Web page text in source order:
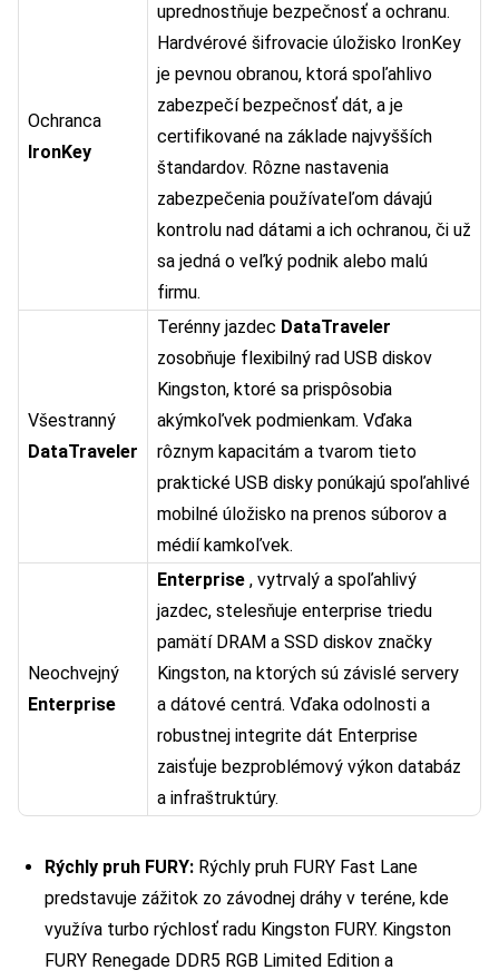
Ochranca
IronKey
uprednostňuje bezpečnosť a ochranu.
Hardvérové šifrovacie úložisko IronKey
je pevnou obranou, ktorá spoľahlivo
zabezpečí bezpečnosť dát, a je
certifikované na základe najvyšších
štandardov. Rôzne nastavenia
zabezpečenia používateľom dávajú
kontrolu nad dátami a ich ochranou, či už
sa jedná o veľký podnik alebo malú
firmu.
Všestranný
DataTraveler
Terénny jazdec DataTraveler
zosobňuje flexibilný rad USB diskov
Kingston, ktoré sa prispôsobia
akýmkoľvek podmienkam. Vďaka
rôznym kapacitám a tvarom tieto
praktické USB disky ponúkajú spoľahlivé
mobilné úložisko na prenos súborov a
médií kamkoľvek.
Neochvejný
Enterprise
Enterprise , vytrvalý a spoľahlivý
jazdec, stelesňuje enterprise triedu
pamätí DRAM a SSD diskov značky
Kingston, na ktorých sú závislé servery
a dátové centrá. Vďaka odolnosti a
robustnej integrite dát Enterprise
zaisťuje bezproblémový výkon databáz
a infraštruktúry.
Rýchly pruh FURY: Rýchly pruh FURY Fast Lane
predstavuje zážitok zo závodnej dráhy v teréne, kde
využíva turbo rýchlosť radu Kingston FURY. Kingston
FURY Renegade DDR5 RGB Limited Edition a